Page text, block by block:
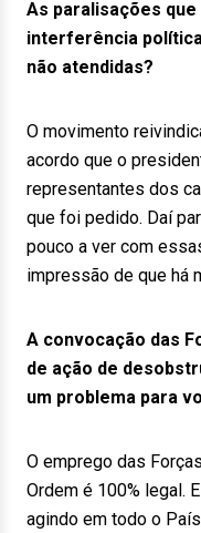
As paralisações
interferência
não atendidas?
O movimento
acordo que o
representantes dos
que foi pedido. Daí
pouco a ver com
impressão de que há
A convocação das
de ação de
um problema para
O emprego das
Ordem é 100% legal.
agindo em todo o